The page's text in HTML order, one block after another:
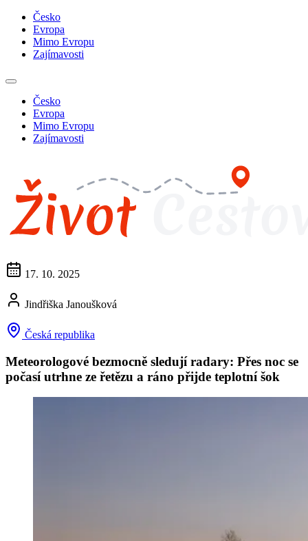
Česko
Evropa
Mimo Evropu
Zajímavosti
Česko
Evropa
Mimo Evropu
Zajímavosti
17. 10. 2025
Jindřiška Janoušková
Česká republika
Meteorologové bezmocně sledují radary: Přes noc se
počasí utrhne ze řetězu a ráno přijde teplotní šok